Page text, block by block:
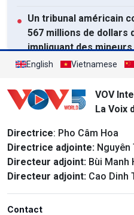
● Un tribunal américain
567 millions de dollars
impliquant des mineurs
Ouverture du Festival
Tout
English Vietnamese
VOV
La Voix
Directrice: Pho Câm Hoa
Directrice adjointe: Nguyên
Directeur adjoint: Bùi Manh
Directeur adjoint: Cao Dinh
Contact